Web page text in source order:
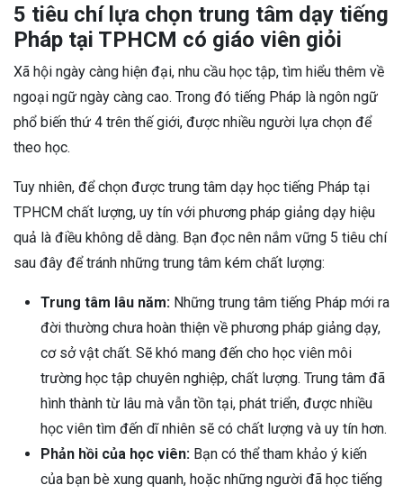
5 tiêu chí lựa chọn trung tâm dạy tiếng
Pháp tại TPHCM có giáo viên giỏi
Xã hội ngày càng hiện đại, nhu cầu học tập, tìm hiểu thêm về
ngoại ngữ ngày càng cao. Trong đó tiếng Pháp là ngôn ngữ
phổ biến thứ 4 trên thế giới, được nhiều người lựa chọn để
theo học.
Tuy nhiên, để chọn được trung tâm dạy học tiếng Pháp tại
TPHCM chất lượng, uy tín với phương pháp giảng dạy hiệu
quả là điều không dễ dàng. Bạn đọc nên nắm vững 5 tiêu chí
sau đây để tránh những trung tâm kém chất lượng:
Trung tâm lâu năm: Những trung tâm tiếng Pháp mới ra
đời thường chưa hoàn thiện về phương pháp giảng dạy,
cơ sở vật chất. Sẽ khó mang đến cho học viên môi
trường học tập chuyên nghiệp, chất lượng. Trung tâm đã
hình thành từ lâu mà vẫn tồn tại, phát triển, được nhiều
học viên tìm đến dĩ nhiên sẽ có chất lượng và uy tín hơn.
Phản hồi của học viên: Bạn có thể tham khảo ý kiến
của bạn bè xung quanh, hoặc những người đã học tiếng